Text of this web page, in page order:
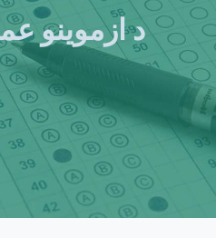
د ازموینو